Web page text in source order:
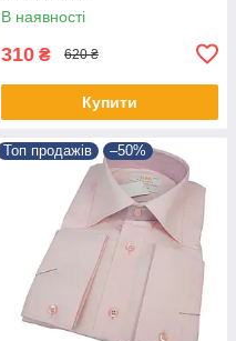
В наявності
310 ₴ 620 ₴
Купити
Топ продажів –50%